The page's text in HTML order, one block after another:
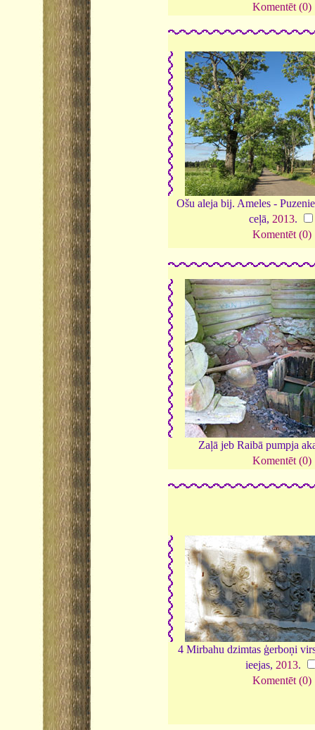
Komentēt (0)
Ošu aleja bij. Ameles -
ceļā, 2013.
Komentēt (0)
Zaļā jeb Raibā pumpja
Komentēt (0)
4 Mirbahu dzimtas ģerboņi
ieejas, 2013.
Komentēt (0)